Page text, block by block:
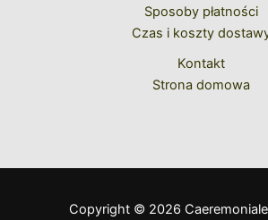
Sposoby płatności
Czas i koszty
Kontakt
Strona domowa
Copyright © 2026